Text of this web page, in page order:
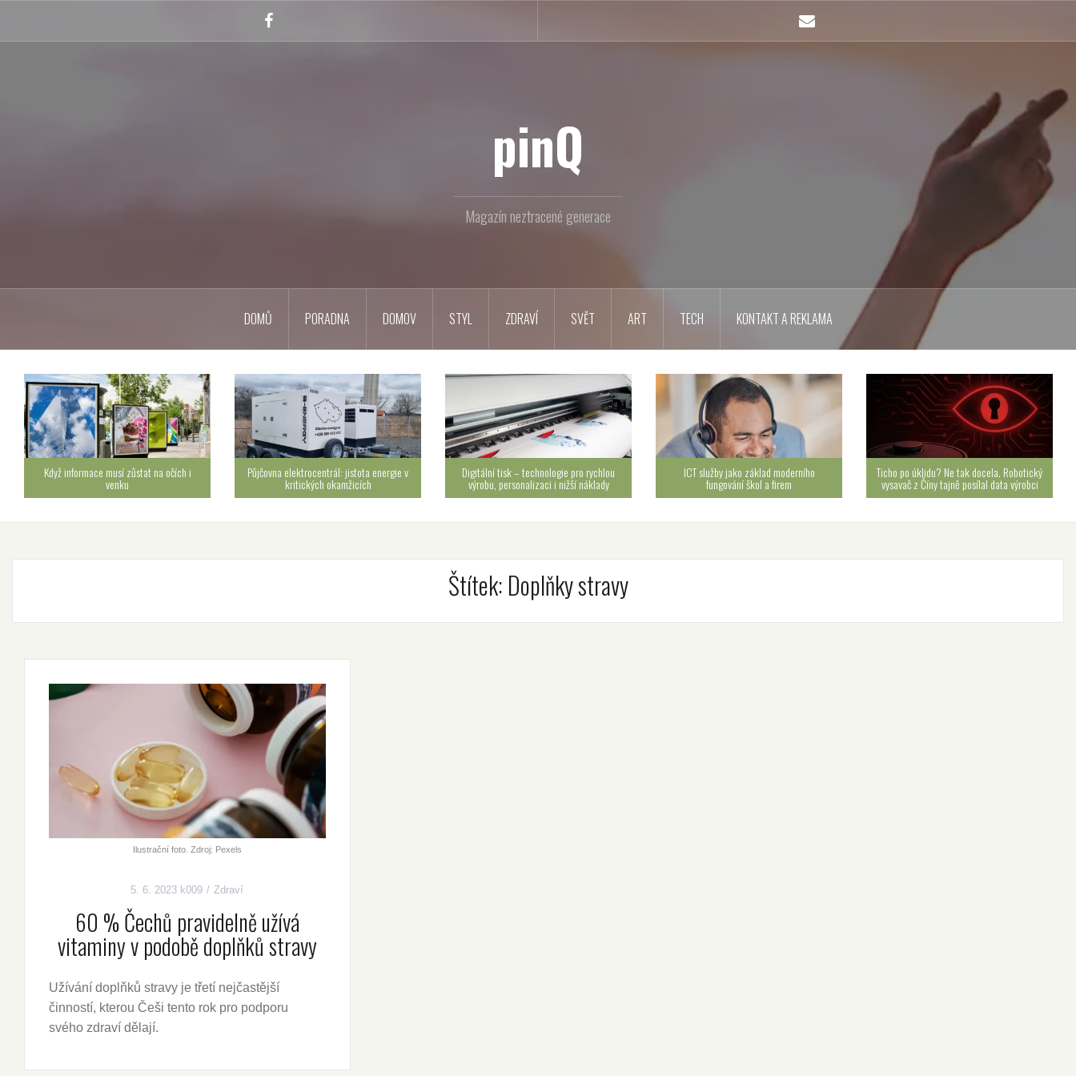
pinQ
Magazín neztracené generace
DOMŮ PORADNA DOMOV STYL ZDRAVÍ SVĚT ART TECH KONTAKT A REKLAMA
Když informace musí zůstat na očích i
venku
Půjčovna elektrocentrál: jistota energie v
kritických okamžicích
Digitální tisk – technologie pro rychlou
výrobu, personalizaci i nižší náklady
ICT služby jako základ moderního
fungování škol a firem
Ticho po úklidu? Ne tak docela. Robotický
vysavač z Číny tajně posílal data výrobci
Štítek: Doplňky stravy
Ilustrační foto. Zdroj: Pexels
5. 6. 2023 k009 Zdraví
60 % Čechů pravidelně užívá
vitaminy v podobě doplňků stravy
Užívání doplňků stravy je třetí nejčastější
činností, kterou Češi tento rok pro podporu
svého zdraví dělají.